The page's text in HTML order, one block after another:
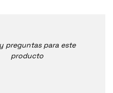
preguntas para este
producto